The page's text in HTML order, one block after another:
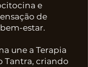
e
de
estar.
une a Terapia
Tantra, criando